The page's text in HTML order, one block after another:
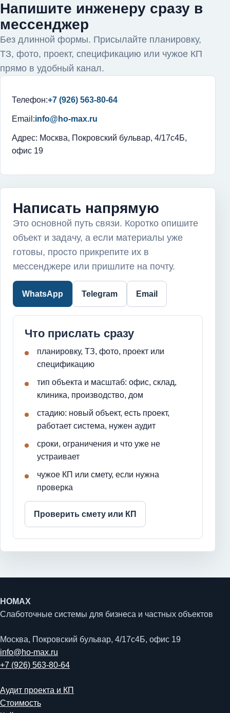
Напишите инженеру сразу в
мессенджер
Без длинной формы. Присылайте планировку,
ТЗ, фото, проект, спецификацию или чужое КП
прямо в удобный канал.
Телефон:+7 (926) 563-80-64
Email:info@ho-max.ru
Адрес: Москва, Покровский бульвар, 4/17с4Б,
офис 19
Написать напрямую
Это основной путь связи. Коротко опишите
объект и задачу, а если материалы уже
готовы, просто прикрепите их в
мессенджере или пришлите на почту.
WhatsApp Telegram Email
Что прислать сразу
планировку, ТЗ, фото, проект или
спецификацию
тип объекта и масштаб: офис, склад,
клиника, производство, дом
стадию: новый объект, есть проект,
работает система, нужен аудит
сроки, ограничения и что уже не
устраивает
чужое КП или смету, если нужна
проверка
Проверить смету или КП
HOMAX
Слаботочные системы для бизнеса и частных объектов
Москва, Покровский бульвар, 4/17с4Б, офис 19
info@ho-max.ru
+7 (926) 563-80-64
Аудит проекта и КП
Стоимость